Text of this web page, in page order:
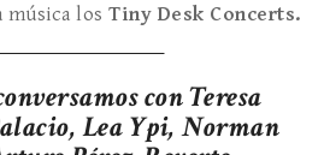
música los Tiny Desk Concerts.
con Teresa
Lea Ypi, Norman